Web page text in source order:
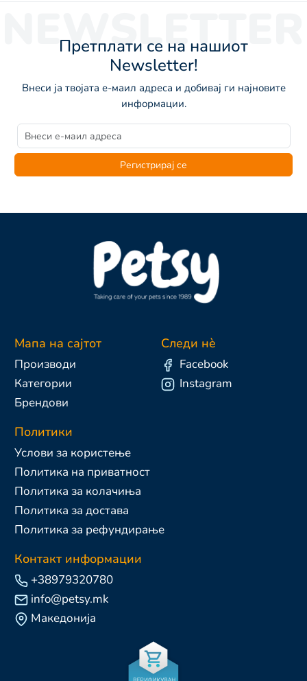
NEWSLETTER
Претплати се на нашиот
Newsletter!
Внеси ја твојата е-маил адреса и добивај ги најновите
информации.
Регистрирај се
Мапа на сајтот
Производи
Категории
Брендови
Политики
Услови за користење
Политика на приватност
Политика за колачиња
Политика за достава
Политика за рефундирање
Контакт информации
+38979320780
info@petsy.mk
Македонија
Следи нè
Facebook
Instagram